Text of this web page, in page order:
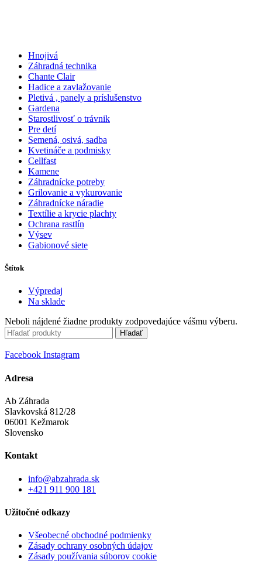
Hnojivá
Záhradná technika
Chante Clair
Hadice a zavlažovanie
Pletivá , panely a príslušenstvo
Gardena
Starostlivosť o trávnik
Pre detí
Semená, osivá, sadba
Kvetináče a podmisky
Cellfast
Kamene
Záhradnícke potreby
Grilovanie a vykurovanie
Záhradnícke náradie
Textílie a krycie plachty
Ochrana rastlín
Výsev
Gabionové siete
Štítok
Výpredaj
Na sklade
Neboli nájdené žiadne produkty zodpovedajúce vášmu výberu.
Hľadať
Facebook Instagram
Adresa
Ab Záhrada
Slavkovská 812/28
06001 Kežmarok
Slovensko
Kontakt
info@abzahrada.sk
+421 911 900 181
Užitočné odkazy
Všeobecné obchodné podmienky
Zásady ochrany osobných údajov
Zásady používania súborov cookie